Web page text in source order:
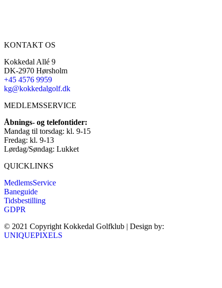
KONTAKT OS
Kokkedal Allé 9
DK-2970 Hørsholm
+45 4576 9959
kg@kokkedalgolf.dk
MEDLEMSSERVICE
Åbnings- og telefontider:
Mandag til torsdag: kl. 9-15
Fredag: kl. 9-13
Lørdag/Søndag: Lukket
QUICKLINKS
MedlemsService
Baneguide
Tidsbestilling
GDPR
© 2021 Copyright Kokkedal Golfklub | Design by:
UNIQUEPIXELS